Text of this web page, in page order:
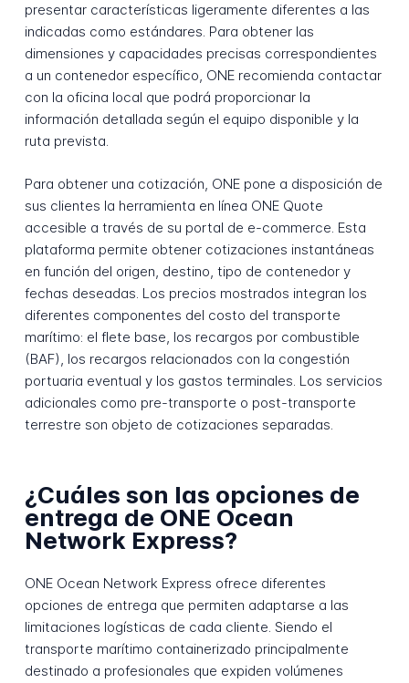
presentar características ligeramente diferentes a las
indicadas como estándares. Para obtener las
dimensiones y capacidades precisas correspondientes
a un contenedor específico, ONE recomienda contactar
con la oficina local que podrá proporcionar la
información detallada según el equipo disponible y la
ruta prevista.
Para obtener una cotización, ONE pone a disposición de
sus clientes la herramienta en línea ONE Quote
accesible a través de su portal de e-commerce. Esta
plataforma permite obtener cotizaciones instantáneas
en función del origen, destino, tipo de contenedor y
fechas deseadas. Los precios mostrados integran los
diferentes componentes del costo del transporte
marítimo: el flete base, los recargos por combustible
(BAF), los recargos relacionados con la congestión
portuaria eventual y los gastos terminales. Los servicios
adicionales como pre-transporte o post-transporte
terrestre son objeto de cotizaciones separadas.
¿Cuáles son las opciones de
entrega de ONE Ocean
Network Express?
ONE Ocean Network Express ofrece diferentes
opciones de entrega que permiten adaptarse a las
limitaciones logísticas de cada cliente. Siendo el
transporte marítimo containerizado principalmente
destinado a profesionales que expiden volúmenes